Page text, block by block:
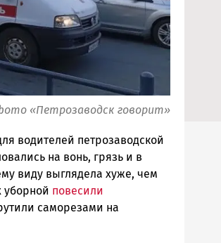
«Петрозаводск говорит»
водителей петрозаводской
на вонь, грязь и в
виду выглядела хуже, чем
уборной повесили
саморезами на